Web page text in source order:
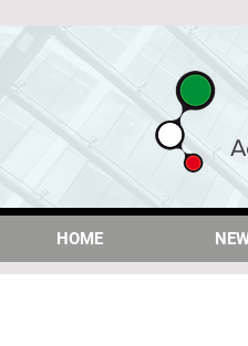
HOME
HOME